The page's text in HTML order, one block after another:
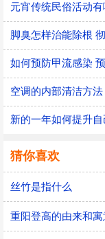
脚臭怎样治能除根
如何预防甲流感染
空调的内部清洁方
猜你喜欢
丝竹是指什么
重阳登高的由来和寓